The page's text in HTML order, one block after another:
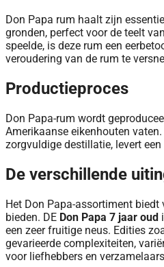
Don Papa rum haalt zijn
gronden, perfect voor de teelt
speelde, is deze rum een
veroudering van de rum te
Productieproces
Don Papa-rum wordt
Amerikaanse eikenhouten
zorgvuldige destillatie, levert
De verschillende
Het Don Papa-assortiment
bieden. DE Don Papa 7 jaar oud
een zeer fruitige neus. Edities
gevarieerde complexiteiten,
voor liefhebbers en